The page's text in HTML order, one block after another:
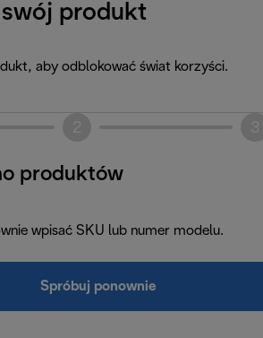
produkt
aby odblokować świat korzyści.
produktów
wpisać SKU lub numer modelu.
Spróbuj ponownie